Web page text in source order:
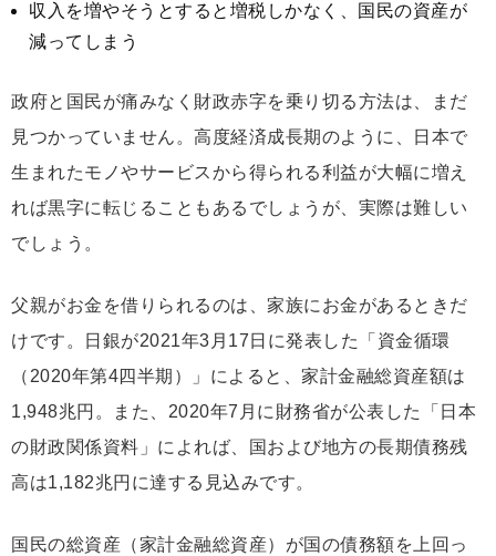
収入を増やそうとすると増税しかなく、国民の資産が
減ってしまう
政府と国民が痛みなく財政赤字を乗り切る方法は、まだ
見つかっていません。高度経済成長期のように、日本で
生まれたモノやサービスから得られる利益が大幅に増え
れば黒字に転じることもあるでしょうが、実際は難しい
でしょう。
父親がお金を借りられるのは、家族にお金があるときだ
けです。日銀が2021年3月17日に発表した「資金循環
（2020年第4四半期）」によると、家計金融総資産額は
1,948兆円。また、2020年7月に財務省が公表した「日本
の財政関係資料」によれば、国および地方の長期債務残
高は1,182兆円に達する見込みです。
国民の総資産（家計金融総資産）が国の債務額を上回っ